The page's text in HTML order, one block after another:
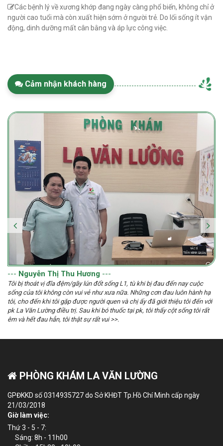
Các bệnh lý về xương khớp đang ngày càng phổ biến, không chỉ ở
người cao tuổi mà còn xuất hiện sớm ở người trẻ. Do lối sống ít vận
động, dinh dưỡng mất cân bằng và áp lực công việc.
Cảm nhận khách hàng
--- Nguyễn Thị Thu Hương ---
Tôi bị thoát vị đĩa đệm/gãy lún đốt sống L1, tù khi bị đau đến nay cuộc
sống của tôi không còn vui vẻ như xưa nữa. Những cơn đau luôn hành hạ
tôi, cho đến khi tôi gặp được người quen và chị ấy đã giới thiệu tôi đến với
pk La Văn Lường điều trị. Sau khi bó thuốc tại pk, tôi thấy cột sống tôi rất
êm và hết đau hẳn, tôi thật sự rất vui >>.
PHÒNG KHÁM LA VĂN LƯỜNG
GPĐKKD số 0314935727 do Sở KHĐT Tp.Hồ Chí Minh cấp ngày
21/03/2018
Giờ làm việc:
Thứ 3 - 5 - 7:
Sáng: 8h - 11h00